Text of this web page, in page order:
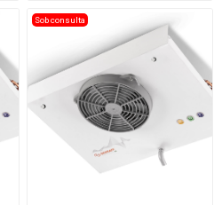
Sob consulta